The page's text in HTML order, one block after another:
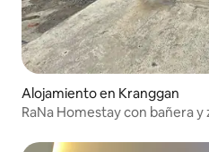
Alojamiento en Kranggan
RaNa Homestay con bañera